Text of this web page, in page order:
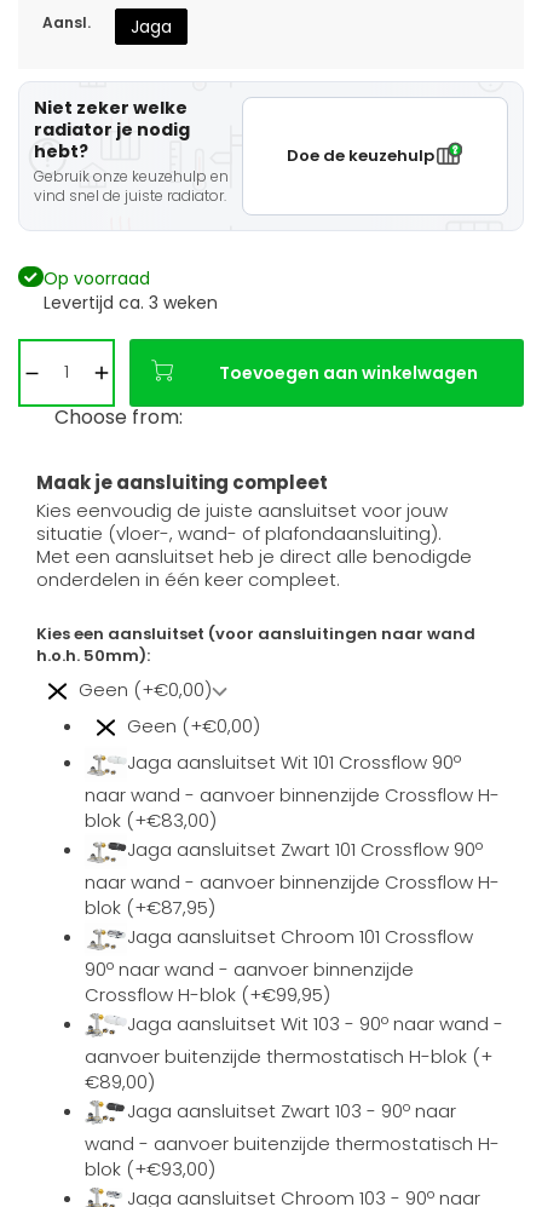
Aansl. Jaga
Niet zeker welke
radiator je nodig
hebt?
Gebruik onze keuzehulp en
vind snel de juiste radiator.
Doe de keuzehulp
Op voorraad
Levertijd ca. 3 weken
Toevoegen aan winkelwagen
Choose from:
Maak je aansluiting compleet
Kies eenvoudig de juiste aansluitset voor jouw
situatie (vloer-, wand- of plafondaansluiting).
Met een aansluitset heb je direct alle benodigde
onderdelen in één keer compleet.
Kies een aansluitset (voor aansluitingen naar wand
h.o.h. 50mm):
Geen (+€0,00)
Geen (+€0,00)
Jaga aansluitset Wit 101 Crossflow 90º
naar wand - aanvoer binnenzijde Crossflow H-
blok (+€83,00)
Jaga aansluitset Zwart 101 Crossflow 90º
naar wand - aanvoer binnenzijde Crossflow H-
blok (+€87,95)
Jaga aansluitset Chroom 101 Crossflow
90º naar wand - aanvoer binnenzijde
Crossflow H-blok (+€99,95)
Jaga aansluitset Wit 103 - 90º naar wand -
aanvoer buitenzijde thermostatisch H-blok (+
€89,00)
Jaga aansluitset Zwart 103 - 90º naar
wand - aanvoer buitenzijde thermostatisch H-
blok (+€93,00)
Jaga aansluitset Chroom 103 - 90º naar